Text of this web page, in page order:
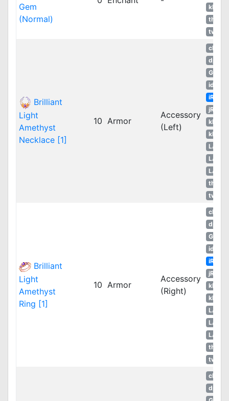
Gem
(Normal)
kROM
thROG
twRO
Brilliant
Light
Amethyst
Necklace [1]
10 Armor
Accessory
(Left)
cRO
dpRO
GGH
idRO
iRO
jRO
kROM
kROS
thROG
twRO
Brilliant
Light
Amethyst
Ring [1]
10 Armor
Accessory
(Right)
cRO
dpRO
GGH
idRO
iRO
jRO
kROM
kROS
thROG
twRO
cRO
dpRO